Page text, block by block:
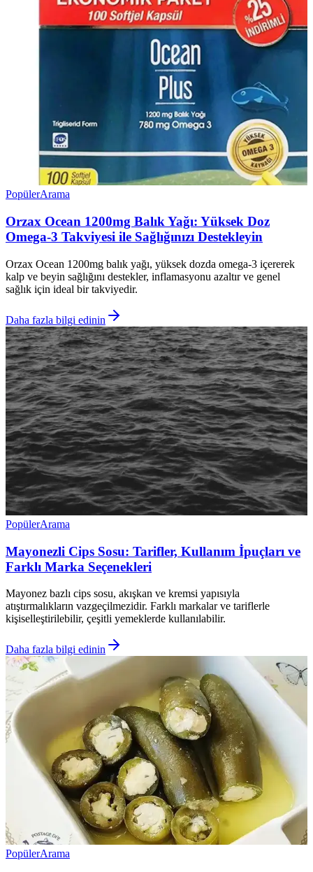
PopülerArama
Orzax Ocean 1200mg Balık Yağı: Yüksek Doz
Omega-3 Takviyesi ile Sağlığınızı Destekleyin
Orzax Ocean 1200mg balık yağı, yüksek dozda omega-3 içererek
kalp ve beyin sağlığını destekler, inflamasyonu azaltır ve genel
sağlık için ideal bir takviyedir.
Daha fazla bilgi edinin
PopülerArama
Mayonezli Cips Sosu: Tarifler, Kullanım İpuçları ve
Farklı Marka Seçenekleri
Mayonez bazlı cips sosu, akışkan ve kremsi yapısıyla
atıştırmalıkların vazgeçilmezidir. Farklı markalar ve tariflerle
kişiselleştirilebilir, çeşitli yemeklerde kullanılabilir.
Daha fazla bilgi edinin
PopülerArama